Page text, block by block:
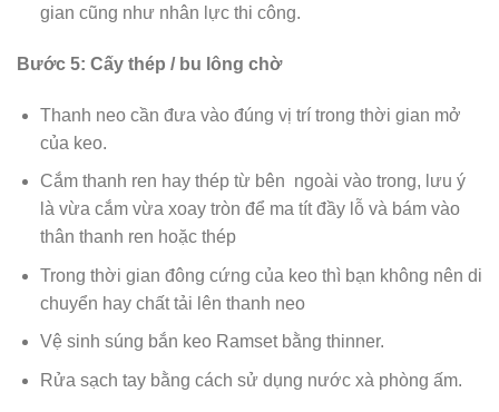
gian cũng như nhân lực thi công.
Bước 5: Cấy thép / bu lông chờ
Thanh neo cần đưa vào đúng vị trí trong thời gian mở
của keo.
Cắm thanh ren hay thép từ bên ngoài vào trong, lưu ý
là vừa cắm vừa xoay tròn để ma tít đầy lỗ và bám vào
thân thanh ren hoặc thép
Trong thời gian đông cứng của keo thì bạn không nên di
chuyển hay chất tải lên thanh neo
Vệ sinh súng bắn keo Ramset bằng thinner.
Rửa sạch tay bằng cách sử dụng nước xà phòng ấm.